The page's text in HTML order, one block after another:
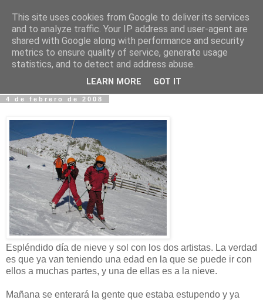
Fotos y Cosas
Miguel Sáenz de Santa María Elizalde
"Un blog es como un diario, pero sin candado".
4 de febrero de 2008
Espléndido día de nieve y sol con los dos artistas. La verdad
es que ya van teniendo una edad en la que se puede ir con
ellos a muchas partes, y una de ellas es a la nieve.
Mañana se enterará la gente que estaba estupendo y ya
This site uses cookies from Google to deliver its services
and to analyze traffic. Your IP address and user-agent are
shared with Google along with performance and security
metrics to ensure quality of service, generate usage
statistics, and to detect and address abuse.
LEARN MORE GOT IT